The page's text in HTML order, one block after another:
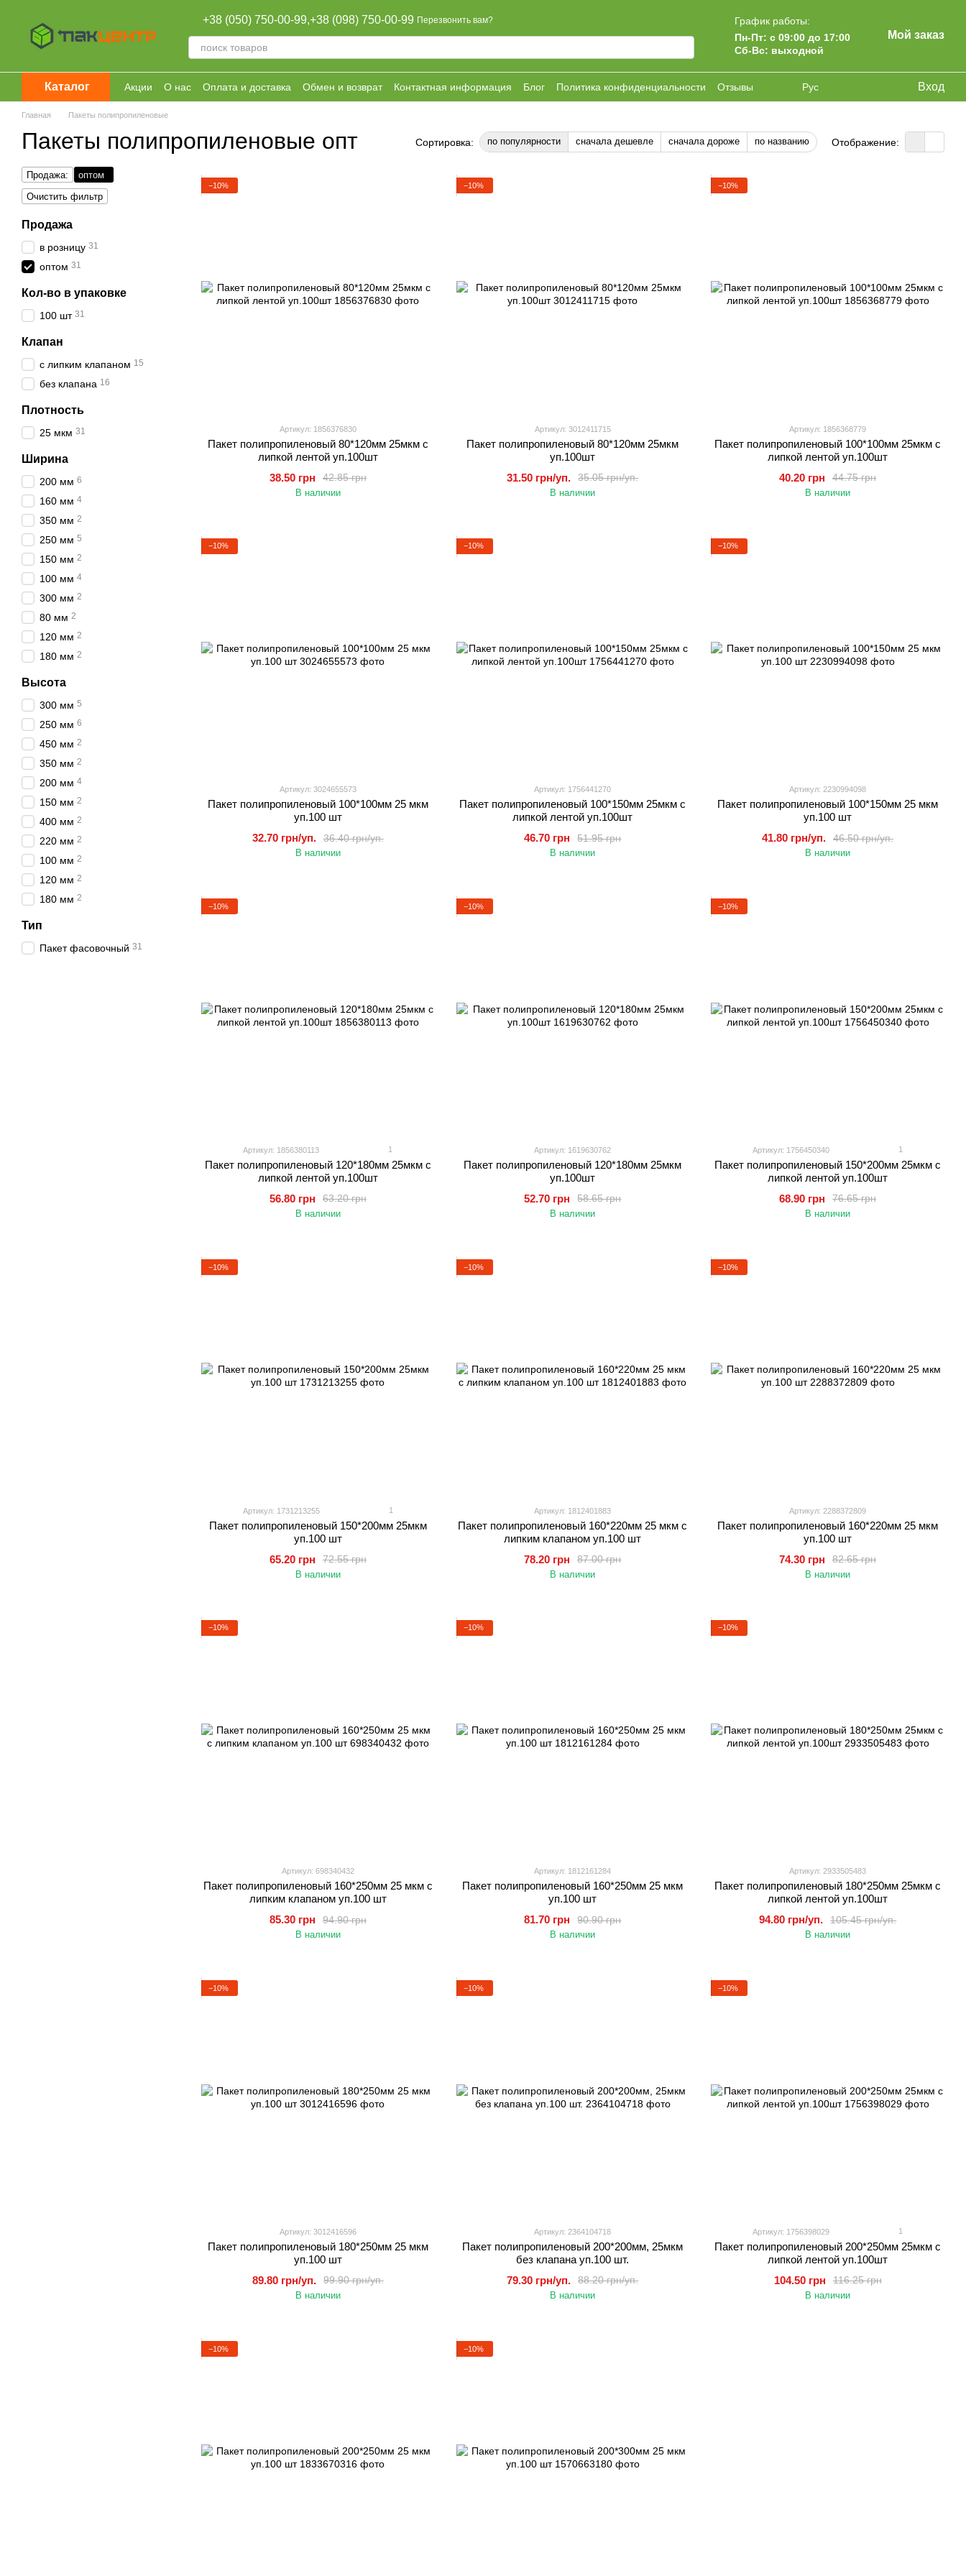
+38 (050) 750-00-99,+38 (098) 750-00-99 Перезвонить вам?
График работы:
Пн-Пт: с 09:00 до 17:00
Сб-Вс: выходной
Мой заказ
Каталог Акции О нас Оплата и доставка Обмен и возврат Контактная информация Блог Политика конфиденциальности
Отзывы
Оптовая продажа
Рус Вход
Главная Пакеты полипропиленовые
Пакеты полипропиленовые опт Сортировка: по популярности сначала дешевле сначала дороже по названию Отображение:
−10%
Артикул: 1856376830
Пакет полипропиленовый 80*120мм 25мкм с
липкой лентой уп.100шт
42.85 грн
38.50 грн
В наличии
−10%
Артикул: 3012411715
Пакет полипропиленовый 80*120мм 25мкм
уп.100шт
35.05 грн/уп.
31.50 грн/уп.
В наличии
−10%
Артикул: 1856368779
Пакет полипропиленовый 100*100мм 25мкм с
липкой лентой уп.100шт
44.75 грн
40.20 грн
В наличии
−10%
Артикул: 3024655573
Пакет полипропиленовый 100*100мм 25 мкм
уп.100 шт
36.40 грн/уп.
32.70 грн/уп.
В наличии
−10%
Артикул: 1756441270
Пакет полипропиленовый 100*150мм 25мкм с
липкой лентой уп.100шт
51.95 грн
46.70 грн
В наличии
−10%
Артикул: 2230994098
Пакет полипропиленовый 100*150мм 25 мкм
уп.100 шт
46.50 грн/уп.
41.80 грн/уп.
В наличии
−10%
Артикул: 1856380113 1
Пакет полипропиленовый 120*180мм 25мкм с
липкой лентой уп.100шт
63.20 грн
56.80 грн
В наличии
−10%
Артикул: 1619630762
Пакет полипропиленовый 120*180мм 25мкм
уп.100шт
58.65 грн
52.70 грн
В наличии
−10%
Артикул: 1756450340 1
Пакет полипропиленовый 150*200мм 25мкм с
липкой лентой уп.100шт
76.65 грн
68.90 грн
В наличии
−10%
Артикул: 1731213255 1
Пакет полипропиленовый 150*200мм 25мкм
уп.100 шт
72.55 грн
65.20 грн
В наличии
−10%
Артикул: 1812401883
Пакет полипропиленовый 160*220мм 25 мкм с
липким клапаном уп.100 шт
87.00 грн
78.20 грн
В наличии
−10%
Артикул: 2288372809
Пакет полипропиленовый 160*220мм 25 мкм
уп.100 шт
82.65 грн
74.30 грн
В наличии
−10%
Артикул: 698340432
Пакет полипропиленовый 160*250мм 25 мкм с
липким клапаном уп.100 шт
94.90 грн
85.30 грн
В наличии
−10%
Артикул: 1812161284
Пакет полипропиленовый 160*250мм 25 мкм
уп.100 шт
90.90 грн
81.70 грн
В наличии
−10%
Артикул: 2933505483
Пакет полипропиленовый 180*250мм 25мкм с
липкой лентой уп.100шт
105.45 грн/уп.
94.80 грн/уп.
В наличии
−10%
Артикул: 3012416596
Пакет полипропиленовый 180*250мм 25 мкм
уп.100 шт
99.90 грн/уп.
89.80 грн/уп.
В наличии
−10%
Артикул: 2364104718
Пакет полипропиленовый 200*200мм, 25мкм
без клапана уп.100 шт.
88.20 грн/уп.
79.30 грн/уп.
В наличии
−10%
Артикул: 1756398029 1
Пакет полипропиленовый 200*250мм 25мкм с
липкой лентой уп.100шт
116.25 грн
104.50 грн
В наличии
−10% −10%
Продажа:
оптом
Очистить фильтр
Продажа
в розницу 31
оптом 31
Кол-во в упаковке
100 шт 31
Клапан
с липким клапаном 15
без клапана 16
Плотность
25 мкм 31
Ширина
200 мм 6
160 мм 4
350 мм 2
250 мм 5
150 мм 2
100 мм 4
300 мм 2
80 мм 2
120 мм 2
180 мм 2
Высота
300 мм 5
250 мм 6
450 мм 2
350 мм 2
200 мм 4
150 мм 2
400 мм 2
220 мм 2
100 мм 2
120 мм 2
180 мм 2
Тип
Пакет фасовочный 31